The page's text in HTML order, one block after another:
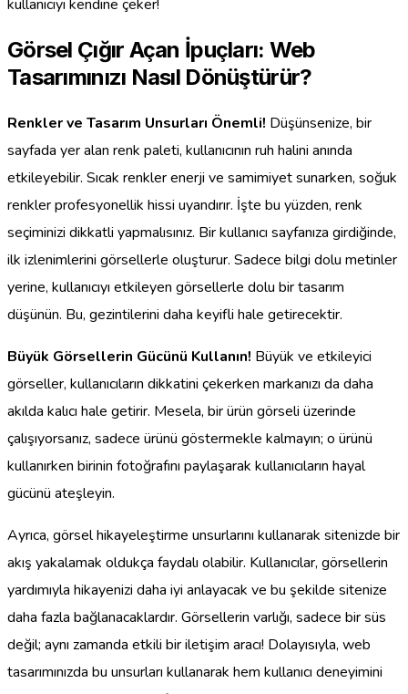
kullanıcıyı kendine çeker!
Görsel Çığır Açan İpuçları: Web
Tasarımınızı Nasıl Dönüştürür?
Renkler ve Tasarım Unsurları Önemli! Düşünsenize, bir
sayfada yer alan renk paleti, kullanıcının ruh halini anında
etkileyebilir. Sıcak renkler enerji ve samimiyet sunarken, soğuk
renkler profesyonellik hissi uyandırır. İşte bu yüzden, renk
seçiminizi dikkatli yapmalısınız. Bir kullanıcı sayfanıza girdiğinde,
ilk izlenimlerini görsellerle oluşturur. Sadece bilgi dolu metinler
yerine, kullanıcıyı etkileyen görsellerle dolu bir tasarım
düşünün. Bu, gezintilerini daha keyifli hale getirecektir.
Büyük Görsellerin Gücünü Kullanın! Büyük ve etkileyici
görseller, kullanıcıların dikkatini çekerken markanızı da daha
akılda kalıcı hale getirir. Mesela, bir ürün görseli üzerinde
çalışıyorsanız, sadece ürünü göstermekle kalmayın; o ürünü
kullanırken birinin fotoğrafını paylaşarak kullanıcıların hayal
gücünü ateşleyin.
Ayrıca, görsel hikayeleştirme unsurlarını kullanarak sitenizde bir
akış yakalamak oldukça faydalı olabilir. Kullanıcılar, görsellerin
yardımıyla hikayenizi daha iyi anlayacak ve bu şekilde sitenize
daha fazla bağlanacaklardır. Görsellerin varlığı, sadece bir süs
değil; aynı zamanda etkili bir iletişim aracı! Dolayısıyla, web
tasarımınızda bu unsurları kullanarak hem kullanıcı deneyimini